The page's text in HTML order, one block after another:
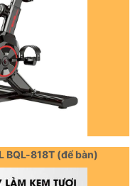
BQL-818T (để bàn)